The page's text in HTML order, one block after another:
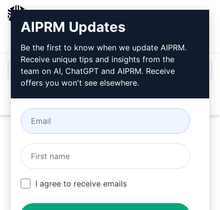
Bejelentkezés
Próbálja ki ezt a
Claude
Promptmost
AIPRM Updates
Be the first to know when we update AIPRM.
Receive unique tips and insights from the
team on AI, ChatGPT and AIPRM. Receive
offers you won't see elsewhere.
I agree to receive emails